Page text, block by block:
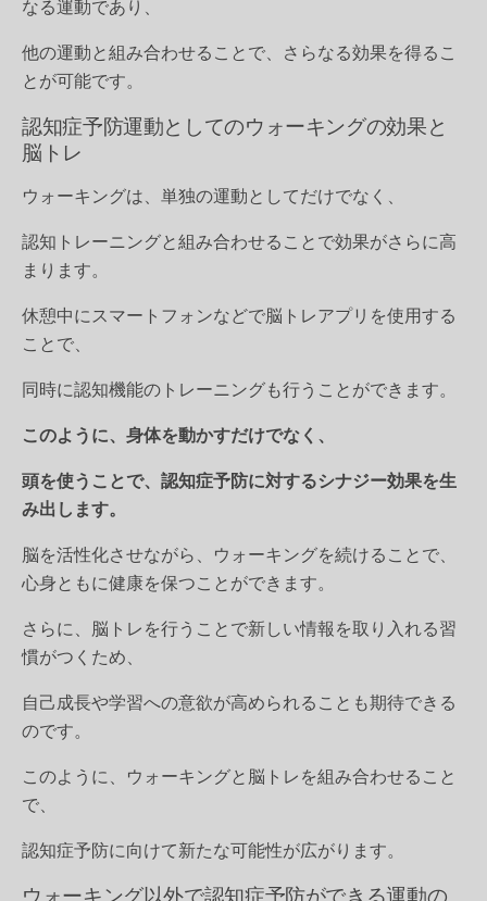
なる運動であり、
他の運動と組み合わせることで、さらなる効果を得るこ
とが可能です。
認知症予防運動としてのウォーキングの効果と
脳トレ
ウォーキングは、単独の運動としてだけでなく、
認知トレーニングと組み合わせることで効果がさらに高
まります。
休憩中にスマートフォンなどで脳トレアプリを使用する
ことで、
同時に認知機能のトレーニングも行うことができます。
このように、身体を動かすだけでなく、
頭を使うことで、認知症予防に対するシナジー効果を生
み出します。
脳を活性化させながら、ウォーキングを続けることで、
心身ともに健康を保つことができます。
さらに、脳トレを行うことで新しい情報を取り入れる習
慣がつくため、
自己成長や学習への意欲が高められることも期待できる
のです。
このように、ウォーキングと脳トレを組み合わせること
で、
認知症予防に向けて新たな可能性が広がります。
ウォーキング以外で認知症予防ができる運動の